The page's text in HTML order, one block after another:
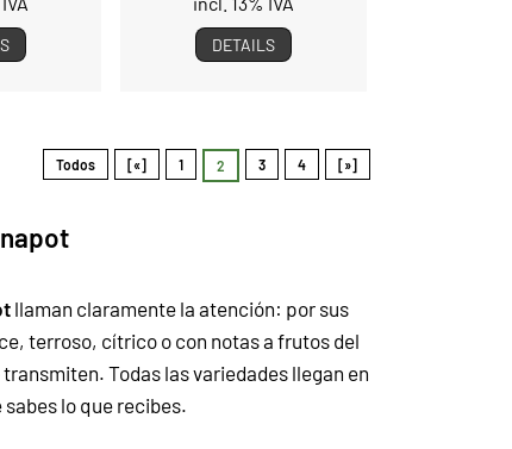
DETAILS
Todos [«] 1 2 3 4 [»]
llaman claramente la atención: por sus
terroso, cítrico o con notas a frutos del
transmiten. Todas las variedades llegan en
lo que recibes.